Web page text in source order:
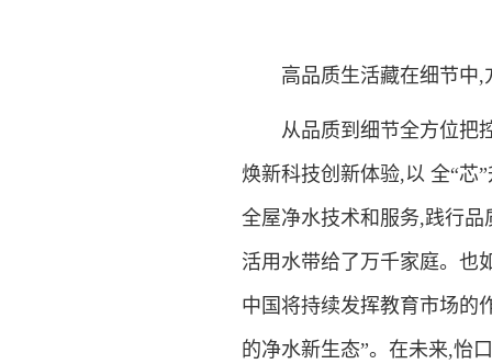
高品质生活藏在细节中,
从品质到细节全方位把控
焕新科技创新体验,以 全“芯
全屋净水技术和服务,践行
活用水带给了万千家庭。也
中国将持续发挥教育市场的
的净水新生态”。在未来,怡